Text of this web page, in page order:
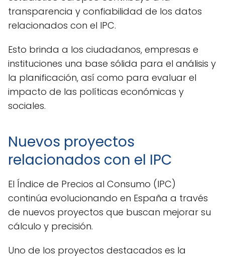
transparencia y confiabilidad de los datos
relacionados con el IPC.
Esto brinda a los ciudadanos, empresas e
instituciones una base sólida para el análisis y
la planificación, así como para evaluar el
impacto de las políticas económicas y
sociales.
Nuevos proyectos
relacionados con el IPC
El Índice de Precios al Consumo (IPC)
continúa evolucionando en España a través
de nuevos proyectos que buscan mejorar su
cálculo y precisión.
Uno de los proyectos destacados es la